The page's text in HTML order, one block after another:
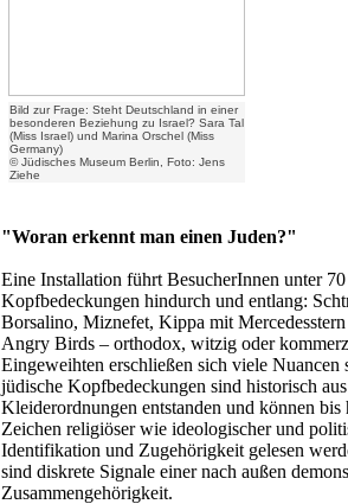
Bild zur Frage: Steht Deutschland in einer
besonderen Beziehung zu Israel? Sara Tal
(Miss Israel) und Marina Orschel (Miss
Germany)
© Jüdisches Museum Berlin, Foto: Jens
Ziehe
"Woran erkennt man einen Juden?"
Eine Installation führt BesucherInnen unter
Kopfbedeckungen hindurch und entlang:
Borsalino, Miznefet, Kippa mit
Angry Birds – orthodox, witzig oder
Eingeweihten erschließen sich viele Nuancen
jüdische Kopfbedeckungen sind historisch aus
Kleiderordnungen entstanden und können bis
Zeichen religiöser wie ideologischer und
Identifikation und Zugehörigkeit gelesen
sind diskrete Signale einer nach außen
Zusammengehörigkeit.